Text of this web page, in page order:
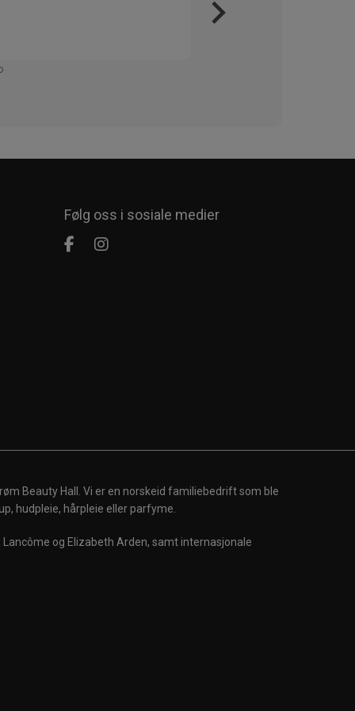
Følg oss i sosiale medier
Beauty Hall. Vi er en norskeid familiebedrift som ble
hudpleie, hårpleie eller parfyme.
Lancôme og Elizabeth Arden, samt internasjonale